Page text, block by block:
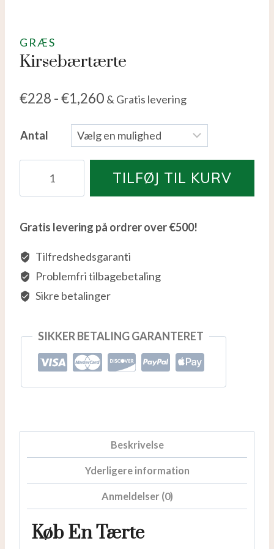
GRÆS
Kirsebærtærte
€228 -€1,260 & Gratis levering
Antal
TILFØJ TIL KURV
Gratis levering på ordrer over €500!
Tilfredshedsgaranti
Problemfri tilbagebetaling
Sikre betalinger
SIKKER BETALING GARANTERET
Beskrivelse
Yderligere information
Anmeldelser (0)
Køb En Tærte